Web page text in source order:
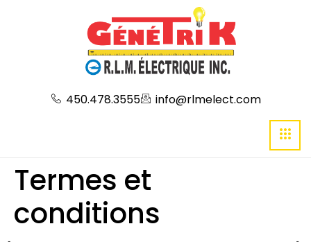
450.478.3555 info@rlmelect.com
Termes et
conditions